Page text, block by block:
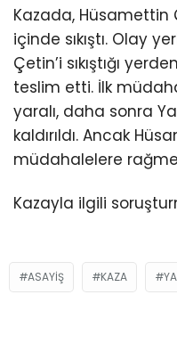
Kazada, Hüsamettin
içinde sıkıştı. Olay
Çetin’i sıkıştığı
teslim etti. İlk
yaralı, daha sonra
kaldırıldı. Ancak
müdahalelere
Kazayla ilgili
ASAYIŞ KAZA